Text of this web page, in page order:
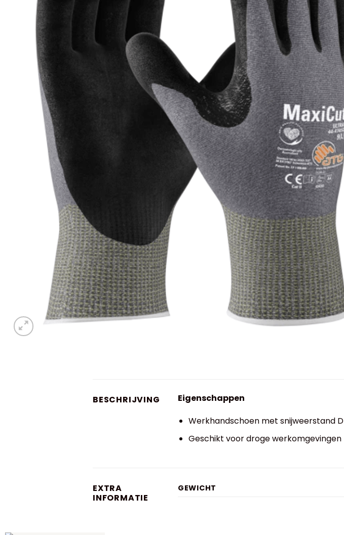
BESCHRIJVING
Eigenschappen
Werkhandschoen met snijweerstand D
Geschikt voor droge werkomgevingen
EXTRA
INFORMATIE
GEWICHT